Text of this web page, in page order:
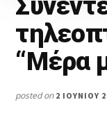
“Μέρα
posted on 2 ΙΟΥΝΊΟΥ